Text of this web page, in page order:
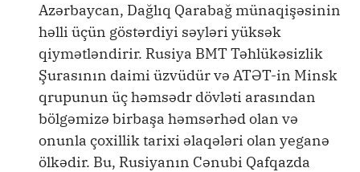
Azərbaycan, Dağlıq Qarabağ münaqişəsinin
həlli üçün göstərdiyi səyləri yüksək
qiymətləndirir. Rusiya BMT Təhlükəsizlik
Şurasının daimi üzvüdür və ATƏT-in Minsk
qrupunun üç həmsədr dövləti arasından
bölgəmizə birbaşa həmsərhəd olan və
onunla çoxillik tarixi əlaqələri olan yeganə
ölkədir. Bu, Rusiyanın Cənubi Qafqazda